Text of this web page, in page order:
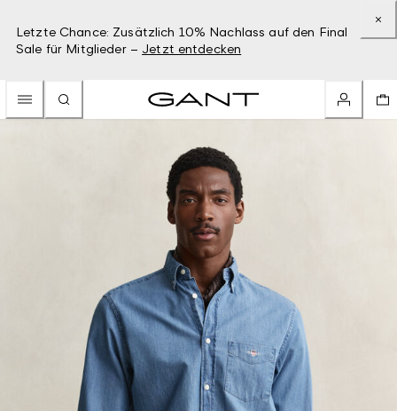
Letzte Chance: Zusätzlich 10% Nachlass auf den Final
Sale für Mitglieder – Jetzt entdecken